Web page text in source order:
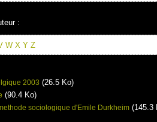
:
W X Y Z
2003 (26.5 Ko)
(90.4 Ko)
sociologique d'Emile Durkheim (145.3